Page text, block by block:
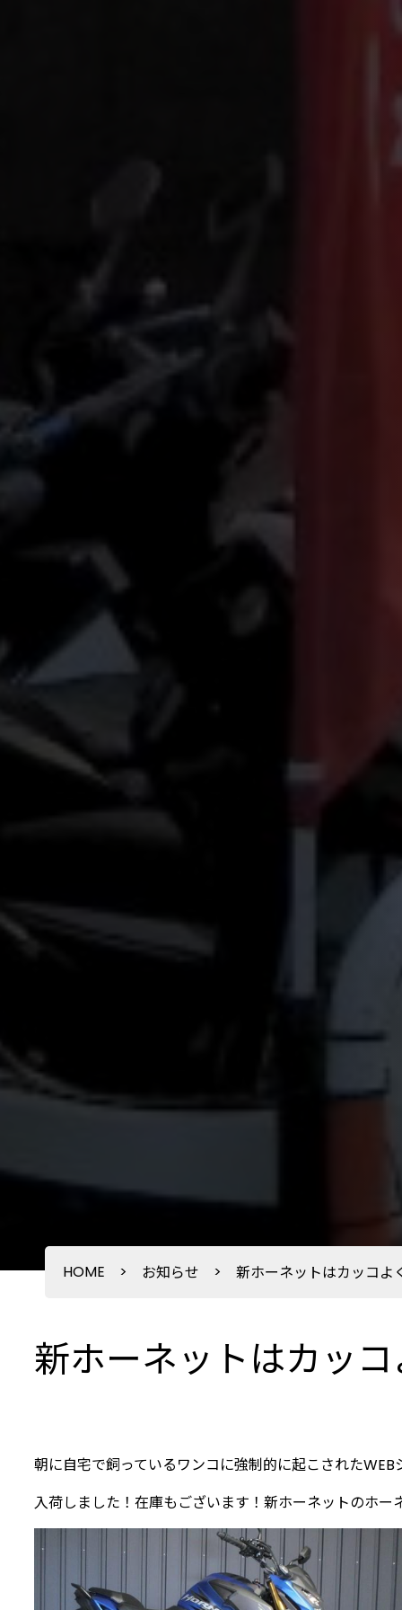
HOME > お知らせ > 新ホーネットはカッコよ
新ホーネットはカッ
朝に自宅で飼っているワンコに強制的に起こされた
入荷しました！在庫もございます！新ホーネットのホー